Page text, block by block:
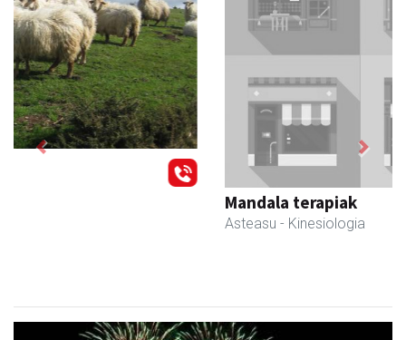
Previous Next